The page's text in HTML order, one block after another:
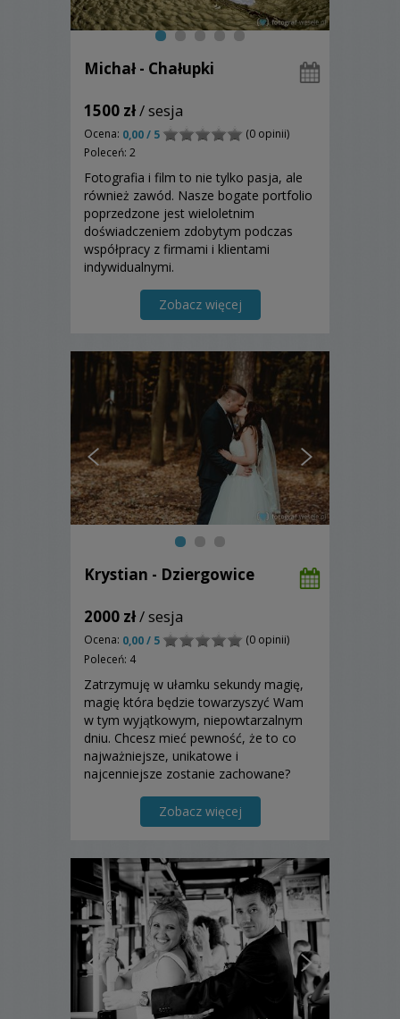
Michał - Chałupki
1500 zł/ sesja
Ocena: 0,00 / 5
(0 opinii)
Poleceń: 2
Fotografia i film to nie tylko pasja, ale
również zawód. Nasze bogate portfolio
poprzedzone jest wieloletnim
doświadczeniem zdobytym podczas
współpracy z firmami i klientami
indywidualnymi.
Zobacz więcej
Krystian - Dziergowice
2000 zł/ sesja
Ocena: 0,00 / 5
(0 opinii)
Poleceń: 4
Zatrzymuję w ułamku sekundy magię,
magię która będzie towarzyszyć Wam
w tym wyjątkowym, niepowtarzalnym
dniu. Chcesz mieć pewność, że to co
najważniejsze, unikatowe i
najcenniejsze zostanie zachowane?
Zobacz więcej